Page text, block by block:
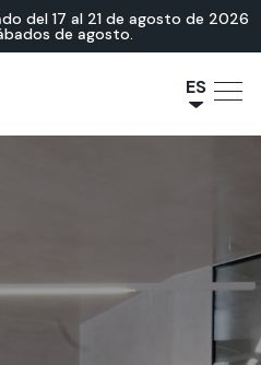
del 17 al 21 de agosto de 2026
de agosto.
ES